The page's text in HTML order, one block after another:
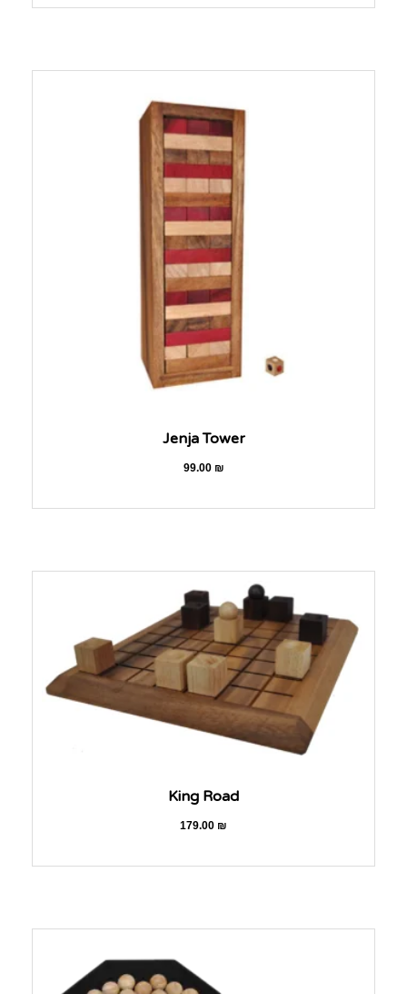
Jenja Tower
99.00₪
King Road
179.00₪